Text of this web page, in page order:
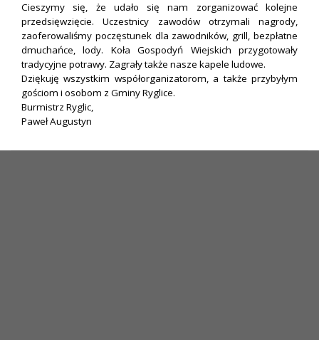
Cieszymy się, że udało się nam zorganizować kolejne
przedsięwzięcie. Uczestnicy zawodów otrzymali nagrody,
zaoferowaliśmy poczęstunek dla zawodników, grill, bezpłatne
dmuchańce, lody. Koła Gospodyń Wiejskich przygotowały
tradycyjne potrawy. Zagrały także nasze kapele ludowe.
Dziękuję wszystkim współorganizatorom, a także przybyłym
gościom i osobom z Gminy Ryglice.
Burmistrz Ryglic,
Paweł Augustyn